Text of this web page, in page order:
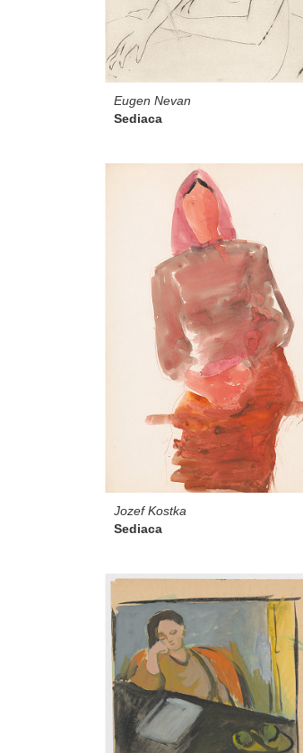
Eugen Nevan
Sediaca
Jozef Kostka
Sediaca